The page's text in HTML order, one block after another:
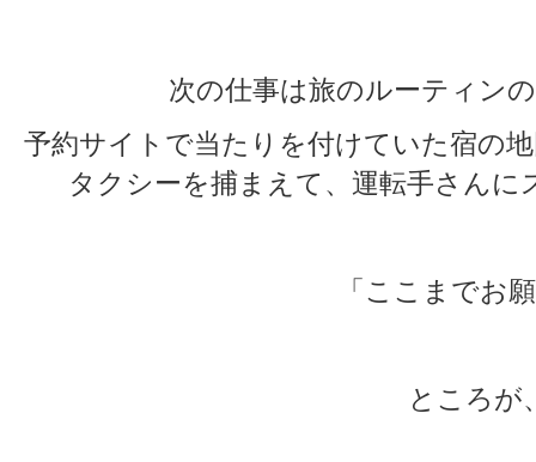
次の仕事は旅のルーティン
予約サイトで当たりを付けていた宿の
タクシーを捕まえて、運転手さん
「ここまでお
ところが